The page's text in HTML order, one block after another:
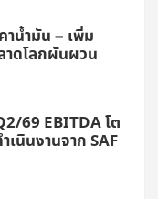
าน้ำมัน – เพิ่ม
ดโลกผันผวน
69 EBITDA โต
เนินงานจาก SAF